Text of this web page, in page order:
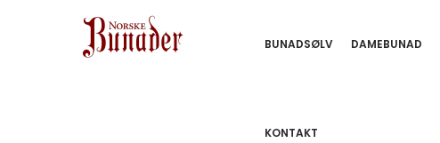
BUNADSØLV DAMEBUNAD
KONTAKT